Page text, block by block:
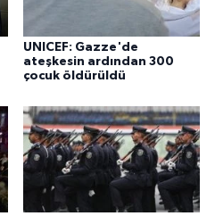
UNICEF: Gazze'de
ateşkesin ardından 300
çocuk öldürüldü